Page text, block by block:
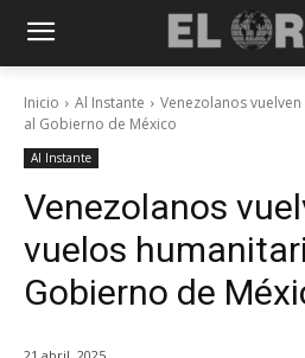
Inicio Al Instante
Venezolanos
al Gobierno de México
Al Instante
Venezolanos
vuelos
Gobierno de